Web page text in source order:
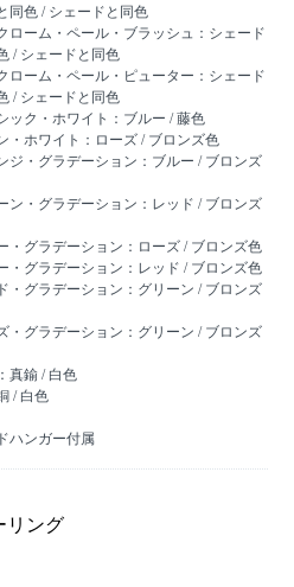
同色 / シェードと同色
ローム・ペール・ブラッシュ：シェード
/ シェードと同色
ローム・ペール・ピューター：シェード
/ シェードと同色
ック・ホワイト：ブルー / 藤色
・ホワイト：ローズ / ブロンズ色
ジ・グラデーション：ブルー / ブロンズ
ン・グラデーション：レッド / ブロンズ
・グラデーション：ローズ / ブロンズ色
・グラデーション：レッド / ブロンズ色
・グラデーション：グリーン / ブロンズ
・グラデーション：グリーン / ブロンズ
真鍮 / 白色
/ 白色
ハンガー付属
リング